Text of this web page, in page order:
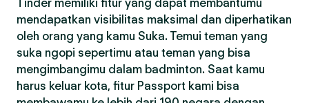
Tinder memiliki fitur yang dapat membantumu
mendapatkan visibilitas maksimal dan diperhatikan
oleh orang yang kamu Suka. Temui teman yang
suka ngopi sepertimu atau teman yang bisa
mengimbangimu dalam badminton. Saat kamu
harus keluar kota, fitur Passport kami bisa